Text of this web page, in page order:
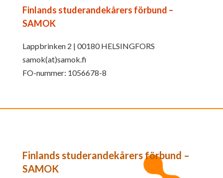
Finlands studerandekårers förbund –
SAMOK
Lappbrinken 2 | 00180 HELSINGFORS
samok(at)samok.fi
FO-nummer: 1056678-8
Finlands studerandekårers förbund –
SAMOK